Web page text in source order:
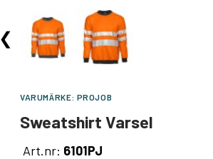
VARUMÄRKE: PROJOB
Sweatshirt Varsel
Art.nr: 6101PJ